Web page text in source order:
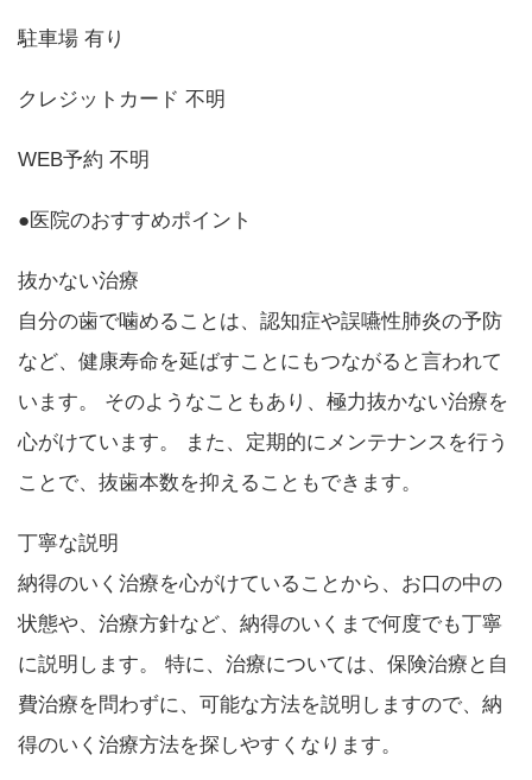
駐車場 有り
クレジットカード 不明
WEB予約 不明
●医院のおすすめポイント
抜かない治療
自分の歯で噛めることは、認知症や誤嚥性肺炎の予防
など、健康寿命を延ばすことにもつながると言われて
います。 そのようなこともあり、極力抜かない治療を
心がけています。 また、定期的にメンテナンスを行う
ことで、抜歯本数を抑えることもできます。
丁寧な説明
納得のいく治療を心がけていることから、お口の中の
状態や、治療方針など、納得のいくまで何度でも丁寧
に説明します。 特に、治療については、保険治療と自
費治療を問わずに、可能な方法を説明しますので、納
得のいく治療方法を探しやすくなります。